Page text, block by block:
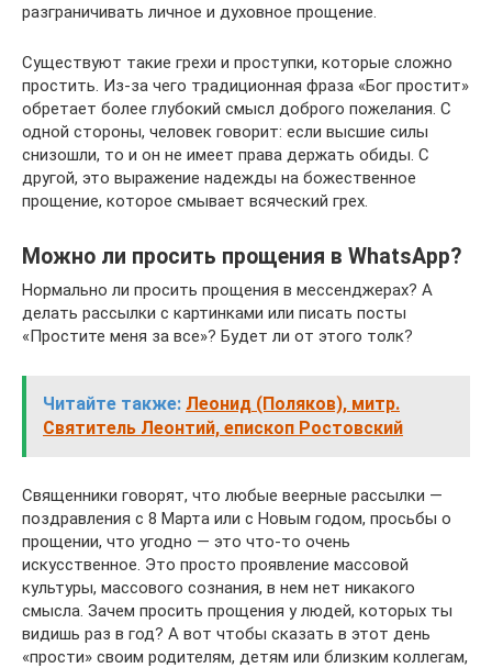
разграничивать личное и духовное прощение.
Существуют такие грехи и проступки, которые сложно
простить. Из-за чего традиционная фраза «Бог простит»
обретает более глубокий смысл доброго пожелания. С
одной стороны, человек говорит: если высшие силы
снизошли, то и он не имеет права держать обиды. С
другой, это выражение надежды на божественное
прощение, которое смывает всяческий грех.
Можно ли просить прощения в WhatsApp?
Нормально ли просить прощения в мессенджерах? А
делать рассылки с картинками или писать посты
«Простите меня за все»? Будет ли от этого толк?
Читайте также: Леонид (Поляков), митр.
Святитель Леонтий, епископ Ростовский
Священники говорят, что любые веерные рассылки —
поздравления с 8 Марта или с Новым годом, просьбы о
прощении, что угодно — это что-то очень
искусственное. Это просто проявление массовой
культуры, массового сознания, в нем нет никакого
смысла. Зачем просить прощения у людей, которых ты
видишь раз в год? А вот чтобы сказать в этот день
«прости» своим родителям, детям или близким коллегам,